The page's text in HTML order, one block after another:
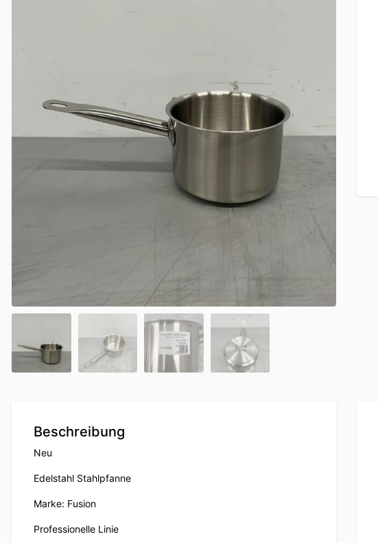
Beschreibung
Neu
Edelstahl Stahlpfanne
Marke: Fusion
Professionelle Linie